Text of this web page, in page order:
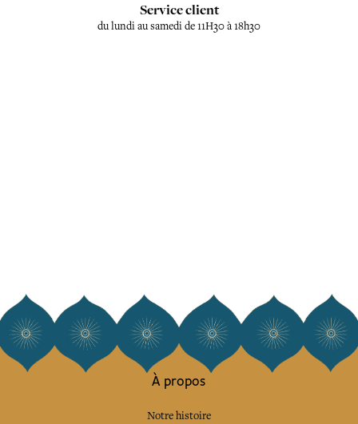
Service client
du lundi au samedi de 11H30 à 18h30
À propos
Notre histoire